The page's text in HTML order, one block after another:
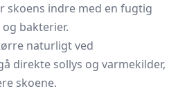
skoens indre med en fugtig
bakterier.
naturligt ved
direkte sollys og varmekilder,
skoene.